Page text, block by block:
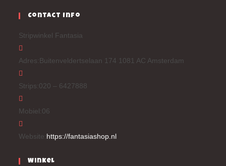
Contact Info
Stripwinkel Fantasia
Adres: Buitenveldertselaan 174 1081 AC Amsterdam
Strips: 020 – 6427888
Mobiel: 06
Website: https://fantasiashop.nl
Winkel